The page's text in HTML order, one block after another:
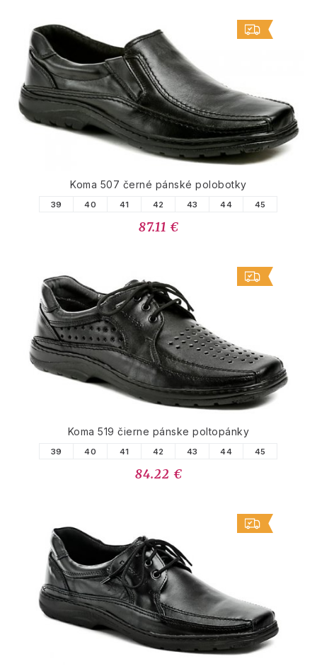
Koma 507 černé pánské polobotky
39 40 41 42 43 44 45
87.11 €
Koma 519 čierne pánske poltopánky
39 40 41 42 43 44 45
84.22 €